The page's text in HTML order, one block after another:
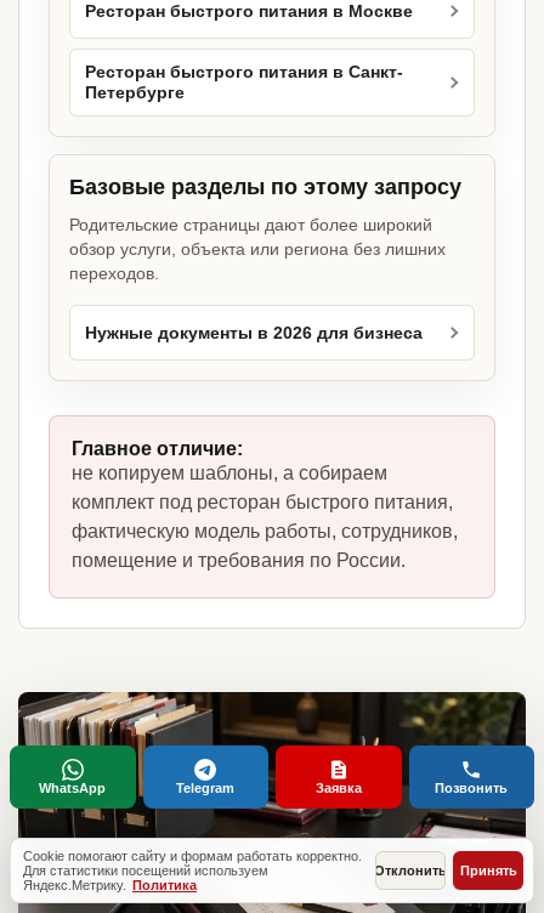
Ресторан быстрого питания в Москве
Ресторан быстрого питания в Санкт-
Петербурге
Базовые разделы по этому запросу
Родительские страницы дают более широкий
обзор услуги, объекта или региона без лишних
переходов.
Нужные документы в 2026 для бизнеса
Главное отличие:
не копируем шаблоны, а собираем
комплект под ресторан быстрого питания,
фактическую модель работы, сотрудников,
помещение и требования по России.
Cookie помогают сайту и формам работать корректно.
Для статистики посещений используем
Яндекс.Метрику. Политика
Отклонить Принять
WhatsApp Telegram Заявка Позвонить